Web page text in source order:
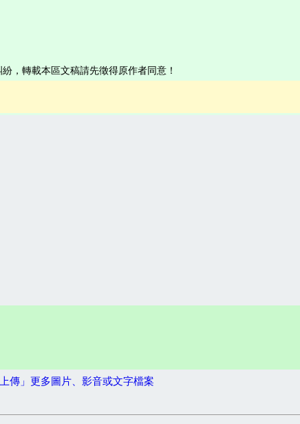
，轉載本區文稿請先徵得原作者同意！
傳」更多圖片、影音或文字檔案